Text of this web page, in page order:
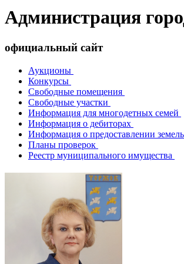
Администрация
официальный сайт
Аукционы
Конкурсы
Свободные помещения
Свободные участки
Информация для многодетных семей
Информация о дебиторах
Информация о предоставлении
Планы проверок
Реестр муниципального имущества